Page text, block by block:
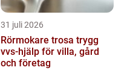
31 juli 2026
Rörmokare trosa trygg
vvs-hjälp för villa, gård
och företag